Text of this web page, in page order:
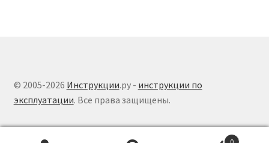
© 2005-2026 Инструкции.ру - инструкции по
эксплуатации. Все права защищены.